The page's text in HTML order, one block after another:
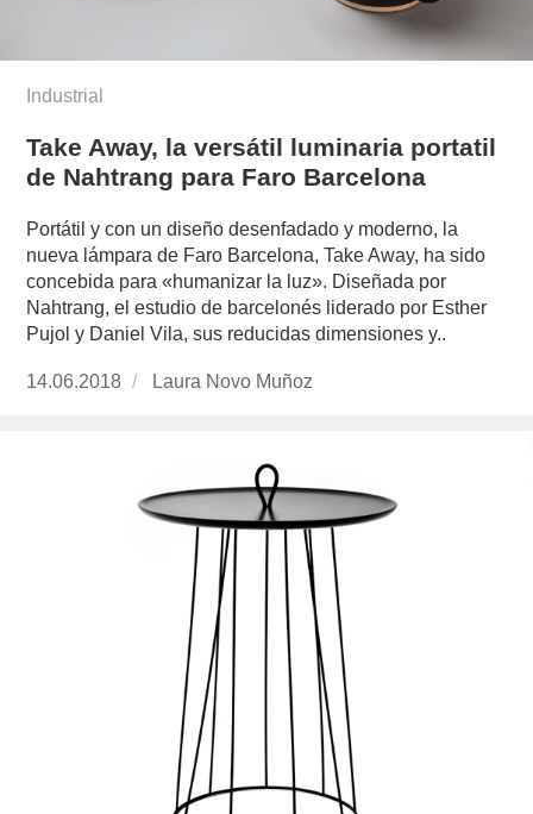
Industrial
Take Away, la versátil luminaria portatil
de Nahtrang para Faro Barcelona
Portátil y con un diseño desenfadado y moderno, la
nueva lámpara de Faro Barcelona, Take Away, ha sido
concebida para «humanizar la luz». Diseñada por
Nahtrang, el estudio de barcelonés liderado por Esther
Pujol y Daniel Vila, sus reducidas dimensiones y..
Publicado
14.06.2018
https://www.experimenta.es/author/laura-
Laura Novo Muñoz